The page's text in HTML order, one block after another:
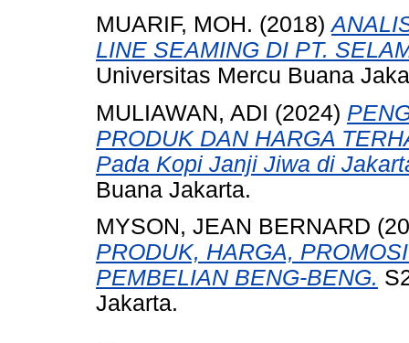
MUARIF, MOH. (2018)
LINE SEAMING DI PT.
Universitas Mercu Buana
MULIAWAN, ADI (2024)
PRODUK DAN HARGA
Pada Kopi Janji Jiwa di
Buana Jakarta.
MYSON, JEAN BERNARD
PRODUK, HARGA,
PEMBELIAN BENG-BENG.
Jakarta.